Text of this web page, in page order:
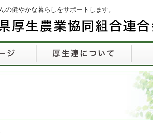
の健やかな暮らしをサポートします。